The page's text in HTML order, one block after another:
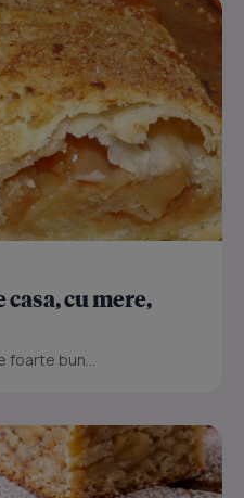
cu mere,
foarte bun...